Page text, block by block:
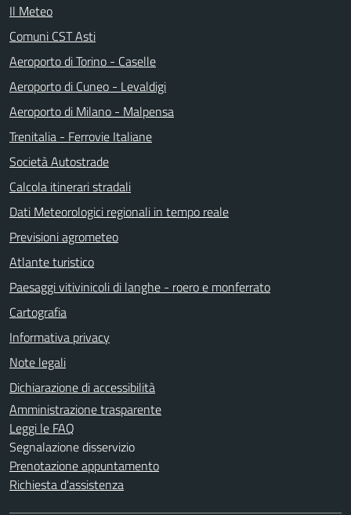
Il Meteo
Comuni CST Asti
Aeroporto di Torino - Caselle
Aeroporto di Cuneo - Levaldigi
Aeroporto di Milano - Malpensa
Trenitalia - Ferrovie Italiane
Società Autostrade
Calcola itinerari stradali
Dati Meteorologici regionali in tempo reale
Previsioni agrometeo
Atlante turistico
Paesaggi vitivinicoli di langhe - roero e monferrato
Cartografia
Informativa privacy
Note legali
Dichiarazione di accessibilità
Amministrazione trasparente
Leggi le FAQ
Segnalazione disservizio
Prenotazione appuntamento
Richiesta d'assistenza